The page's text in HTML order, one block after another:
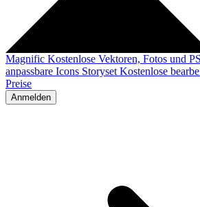
Magnific Kostenlose Vektoren, Fotos und
anpassbare Icons Storyset Kostenlose
Preise
Anmelden